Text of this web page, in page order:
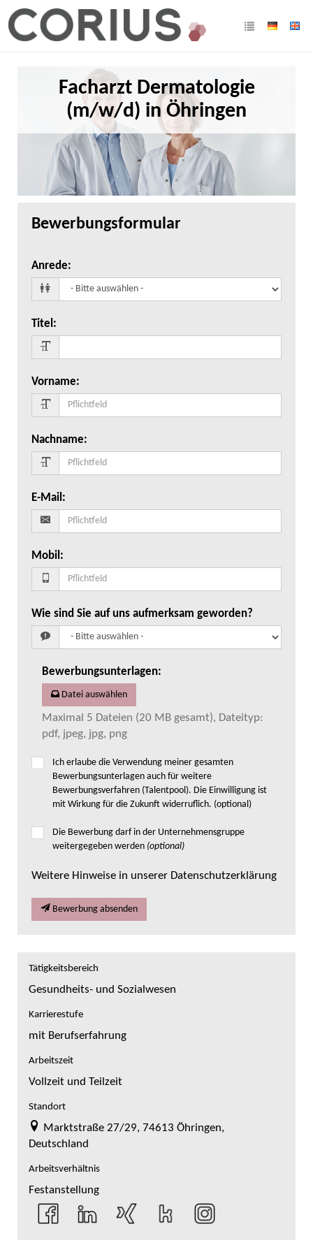
Facharzt Dermatologie
(m/w/d) in Öhringen
Bewerbungsformular
Anrede:
Titel :
Vorname:
Nachname:
E-Mail :
Mobil :
Wie sind Sie auf uns aufmerksam geworden?
Bewerbungsunterlagen:
Datei auswählen
Maximal 5 Dateien (20 MB gesamt), Dateityp:
pdf, jpeg, jpg, png
Ich erlaube die Verwendung meiner gesamten
Bewerbungsunterlagen auch für weitere
Bewerbungsverfahren (Talentpool). Die Einwilligung ist
mit Wirkung für die Zukunft widerruflich. (optional)
Die Bewerbung darf in der Unternehmensgruppe
weitergegeben werden (optional)
Weitere Hinweise in unserer Datenschutzerklärung
Bewerbung absenden
Tätigkeitsbereich
Gesundheits- und Sozialwesen
Karrierestufe
mit Berufserfahrung
Arbeitszeit
Vollzeit und Teilzeit
Standort
Marktstraße 27/29, 74613 Öhringen,
Deutschland
Arbeitsverhältnis
Festanstellung